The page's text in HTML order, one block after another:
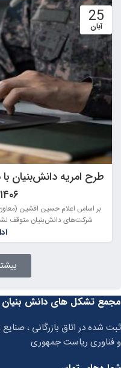
25
آبان
طرح امریه دانش‌بنیان
۱۴۰۶ تمدید شد
بر اساس اعلام حسین افشین
شرکت‌های دانش‌بنیان متوقف
مجمع تشکل های دانش بنیان
ثبت شده در اتاق بازرگانی ،
و فناوری ریاست جمهوری